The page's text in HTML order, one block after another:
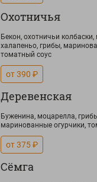
Охотничья
Бекон, охотничьи
халапеньо, грибы,
томатный соус
от 390 ₽
Деревенская
Буженина, моцарелла,
маринованные огурчики,
от 375 ₽
Сёмга